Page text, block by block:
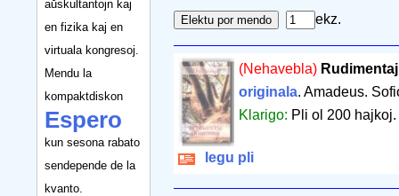
aŭskultantojn kaj
en fizika kaj en
virtuala kongresoj.
Mendu la
kompaktdiskon
Espero
kun sesona rabato
sendepende de la
kvanto.
ekz.
(Nehavebla)
originala. Amadeus.
Klarigo: Pli ol 200 hajkoj.
legu pli